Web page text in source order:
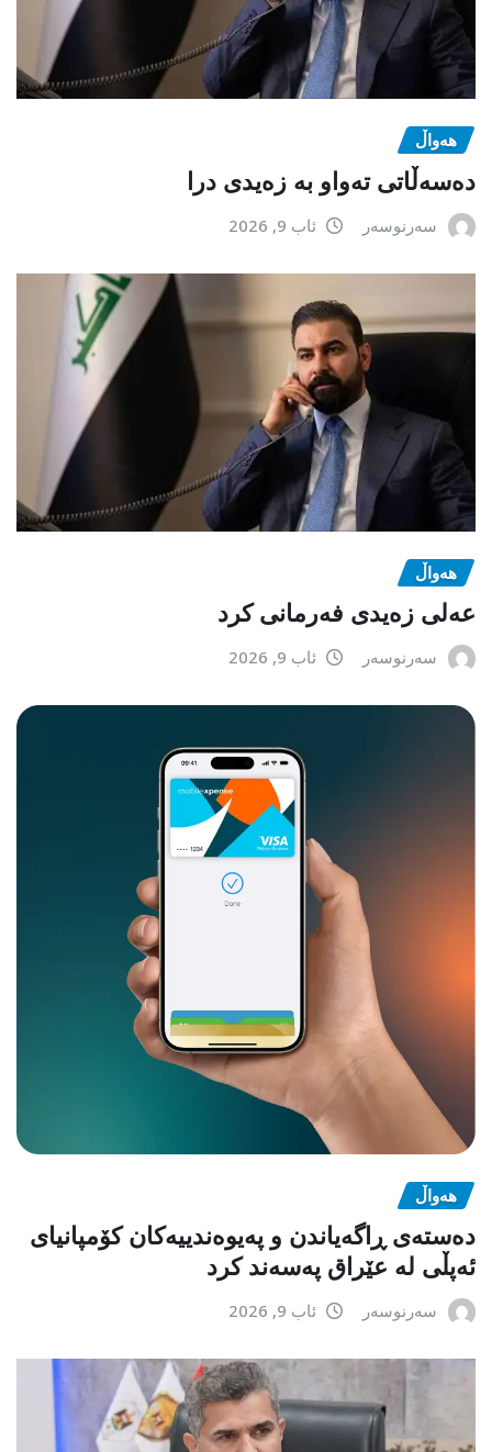
هەواڵ
دەسەڵاتی تەواو بە زەیدی درا
سەرنوسەر ئاب 9, 2026
هەواڵ
عەلی زەیدی فەرمانی کرد
سەرنوسەر ئاب 9, 2026
هەواڵ
دەستەی ڕاگەیاندن و پەیوەندییەکان کۆمپانیای
ئەپڵی لە عێراق پەسەند کرد
سەرنوسەر ئاب 9, 2026